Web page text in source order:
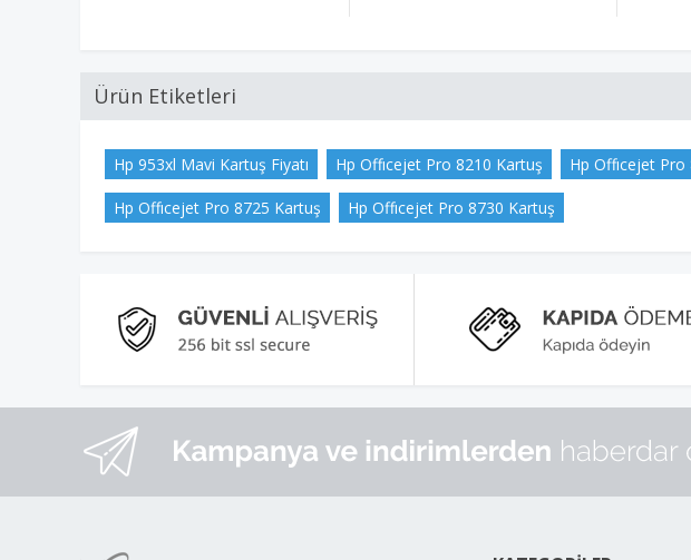
Ürün Etiketleri
Hp 953xl Mavi Kartuş Fiyatı Hp Offıcejet Pro 8210 Kartuş Hp Offıcejet
Hp Offıcejet Pro 8725 Kartuş Hp Offıcejet Pro 8730 Kartuş